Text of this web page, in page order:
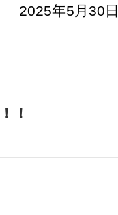
2025年5月30
！